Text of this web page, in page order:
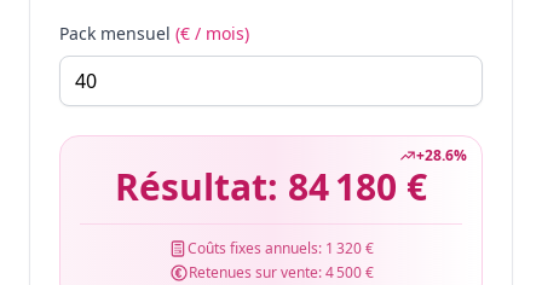
Pack mensuel (€ / mois)
+28.6%
Résultat: 84 180 €
Coûts fixes annuels: 1 320 €
Retenues sur vente:4 500 €